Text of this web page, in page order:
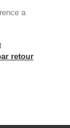
a
retour